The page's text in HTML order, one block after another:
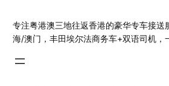
专注粤港澳三地往返香港的豪华专车接
海/澳门，丰田埃尔法商务车+双语司机，